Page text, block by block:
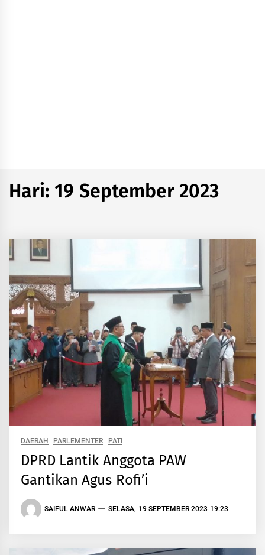
Hari:19 September 2023
DAERAH PARLEMENTER PATI
DPRD Lantik Anggota PAW
Gantikan Agus Rofi’i
SAIFUL ANWAR SELASA, 19 SEPTEMBER 2023 19:23